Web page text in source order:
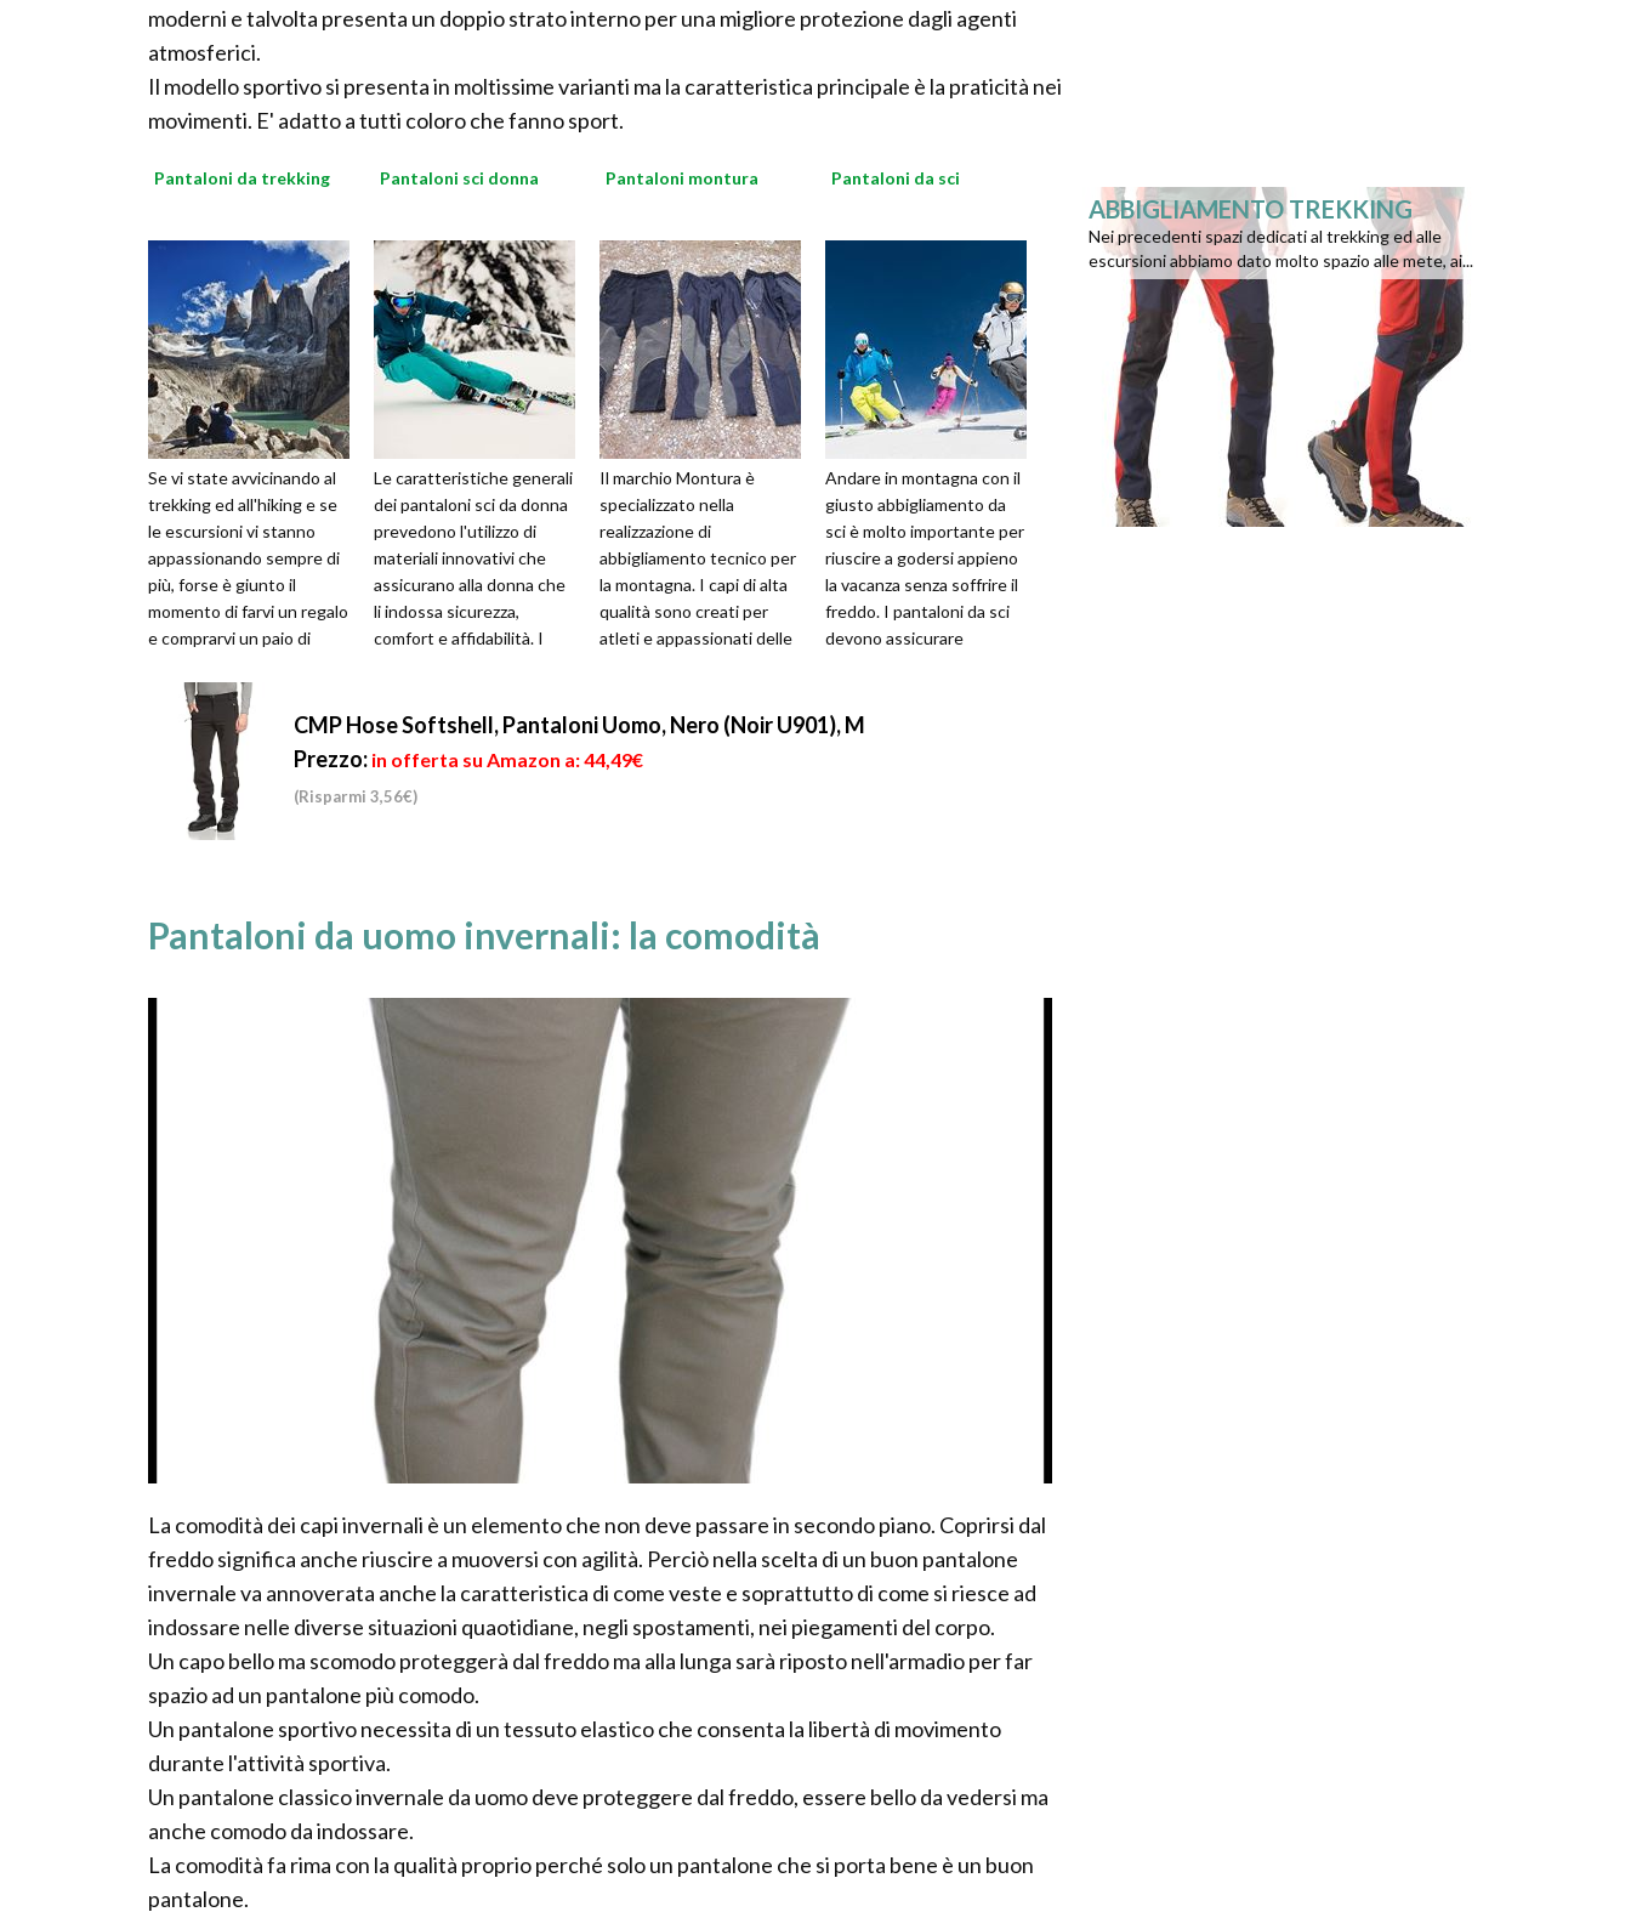
moderni e talvolta presenta un doppio strato interno per una migliore protezione dagli agenti
atmosferici.
Il modello sportivo si presenta in moltissime varianti ma la caratteristica principale è la praticità nei
movimenti. E' adatto a tutti coloro che fanno sport.
Pantaloni da trekking
Se vi state avvicinando al
trekking ed all'hiking e se
le escursioni vi stanno
appassionando sempre di
più, forse è giunto il
momento di farvi un regalo
e comprarvi un paio di
Pantaloni sci donna
Le caratteristiche generali
dei pantaloni sci da donna
prevedono l'utilizzo di
materiali innovativi che
assicurano alla donna che
li indossa sicurezza,
comfort e affidabilità. I
Pantaloni montura
Il marchio Montura è
specializzato nella
realizzazione di
abbigliamento tecnico per
la montagna. I capi di alta
qualità sono creati per
atleti e appassionati delle
Pantaloni da sci
Andare in montagna con il
giusto abbigliamento da
sci è molto importante per
riuscire a godersi appieno
la vacanza senza soffrire il
freddo. I pantaloni da sci
devono assicurare
CMP Hose Softshell, Pantaloni Uomo, Nero (Noir U901), M
Prezzo: in offerta su Amazon a: 44,49€
(Risparmi 3,56€)
Pantaloni da uomo invernali: la comodità
La comodità dei capi invernali è un elemento che non deve passare in secondo piano. Coprirsi dal
freddo significa anche riuscire a muoversi con agilità. Perciò nella scelta di un buon pantalone
invernale va annoverata anche la caratteristica di come veste e soprattutto di come si riesce ad
indossare nelle diverse situazioni quaotidiane, negli spostamenti, nei piegamenti del corpo.
Un capo bello ma scomodo proteggerà dal freddo ma alla lunga sarà riposto nell'armadio per far
spazio ad un pantalone più comodo.
Un pantalone sportivo necessita di un tessuto elastico che consenta la libertà di movimento
durante l'attività sportiva.
Un pantalone classico invernale da uomo deve proteggere dal freddo, essere bello da vedersi ma
anche comodo da indossare.
La comodità fa rima con la qualità proprio perché solo un pantalone che si porta bene è un buon
pantalone.
ABBIGLIAMENTO TREKKING
Nei precedenti spazi dedicati al trekking ed alle
escursioni abbiamo dato molto spazio alle mete, ai...